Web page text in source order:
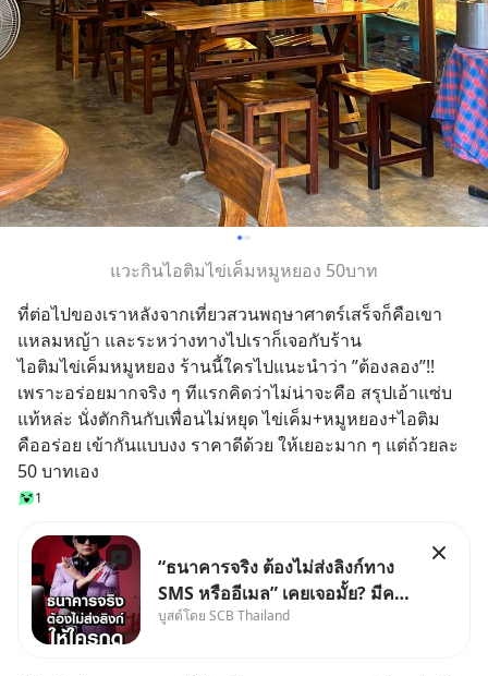
แวะกินไอติมไข่เค็มหมูหยอง 50บาท
ที่ต่อไปของเราหลังจากเที่ยวสวนพฤษาศาตร์เสร็จก็คือเขา
แหลมหญ้า และระหว่างทางไปเราก็เจอกับร้าน
ไอติมไข่เค็มหมูหยอง ร้านนี้ใครไปแนะนำว่า ”ต้องลอง”!!
เพราะอร่อยมากจริง ๆ ทีแรกคิดว่าไม่น่าจะคือ สรุปเอ้าแซ่บ
แท้หล่ะ นั่งตักกินกับเพื่อนไม่หยุด ไข่เค็ม+หมูหยอง+ไอติม
คืออร่อย เข้ากันแบบงง ราคาดีด้วย ให้เยอะมาก ๆ แต่ถ้วยละ
50 บาทเอง
1
“ธนาคารจริง ต้องไม่ส่งลิงก์ทาง
SMS หรืออีเมล” เคยเจอมั้ย? มีคน
อ้างว่าโทรจากธนาคาร บอกว่า
บูสต์โดย SCB Thailand